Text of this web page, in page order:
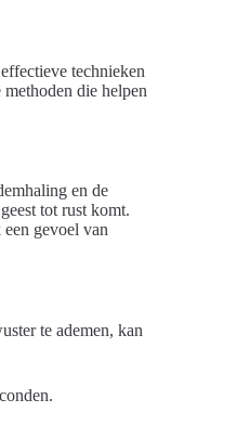
technieken
die helpen
en de
tot rust komt.
gevoel van
te ademen, kan